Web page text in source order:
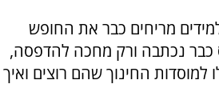
מריחים כבר את החופש
כבר נכתבה ורק מחכה להדפסה,
למוסדות החינוך שהם רוצים ואיך